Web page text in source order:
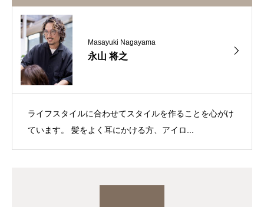
Masayuki Nagayama
永山 将之
ライフスタイルに合わせてスタイルを作ることを心がけ
ています。 髪をよく耳にかける方、アイロ...